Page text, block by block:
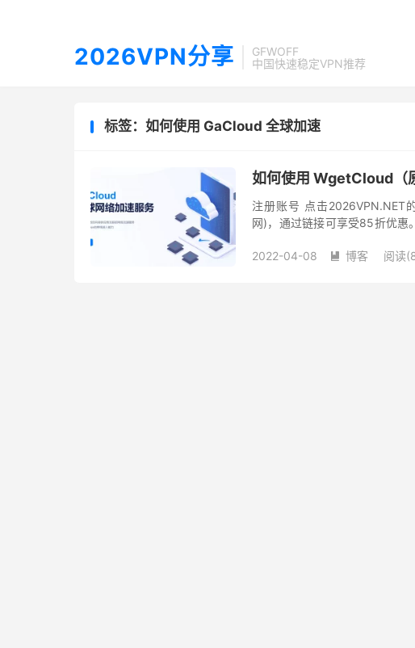
2026VPN分享
GFWOFF
中国快速稳定VPN推荐
标签：如何使用 GaCloud 全球加速
如何使用 WgetCloud（
注册账号 点击2026VPN.NET
网)，通过链接可享受85折优惠
2022-04-08  博客 阅读